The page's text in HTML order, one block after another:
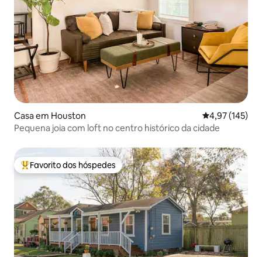
Casa em Houston Classificação
4,97 (145)
Pequena joia com loft no centro histórico da cidade
Favoritos dos hóspedes mais apreciados
Favorito dos hóspedes